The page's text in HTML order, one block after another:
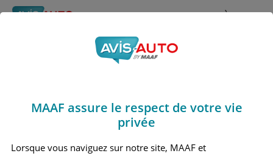
Rechercher À propos
Obtenir un devis d'assurance auto MAAF
Avis Kia Ev6
KIA EV6 1 GRAND SUV
MAAF assure le respect de votre vie
privée
Lorsque vous naviguez sur notre site, MAAF et